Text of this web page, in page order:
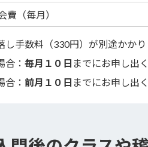
費（毎月）
し手数料（330円）が別途かかり
合： 毎月１０日 までにお申し出
合： 前月１０日 までにお申し出